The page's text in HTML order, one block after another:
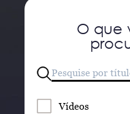
O que
Vídeos